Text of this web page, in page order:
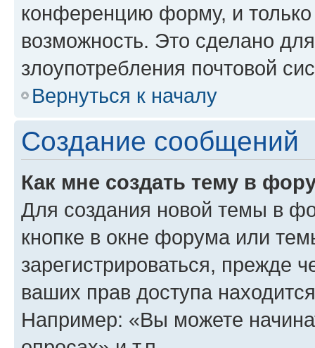
конференцию форму, и
возможность. Это сделано
злоупотребления почтовой
Вернуться к началу
Создание сообщений
Как мне создать тему в
Для создания новой темы в
кнопке в окне форума или
зарегистрироваться, прежде
ваших прав доступа
Например: «Вы можете